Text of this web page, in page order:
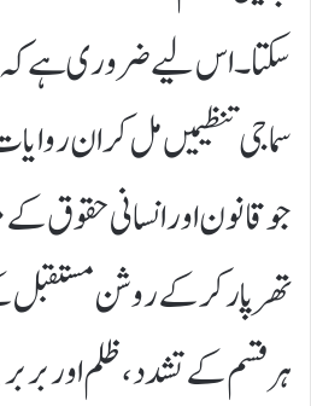
سکتا۔ اس لیے ضروری ہے
سماجی تنظیمیں مل کر ان
جو قانون اور انسانی حقوق
تھرپارکر کے روشن
ہر قسم کے تشدد، ظلم اور